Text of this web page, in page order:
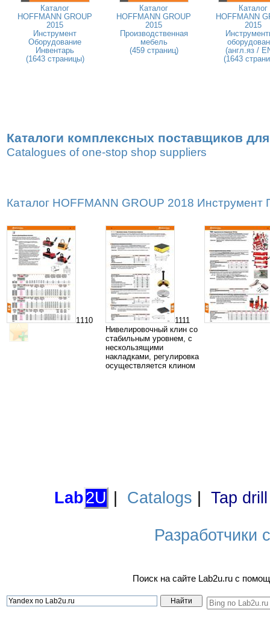
Каталог
HOFFMANN GROUP
2015
Инструмент
Оборудование
Инвентарь
(1643 страницы)
Каталог
HOFFMANN GROUP
2015
Производственная
мебель
(459 страниц)
Каталог
HOFFMANN
2015
(англ.яз /
(1643
Каталоги комплексных поставщиков
Catalogues of one-stop shop suppliers
Каталог HOFFMANN GROUP 2018
1110
1111
Нивелировочный клин со
стабильным уровнем, с
нескользящими
накладками, регулировка
осуществляется клином
Lab2U Catalogs Tap
Разработчики
Поиск на сайте Lab2u.ru с